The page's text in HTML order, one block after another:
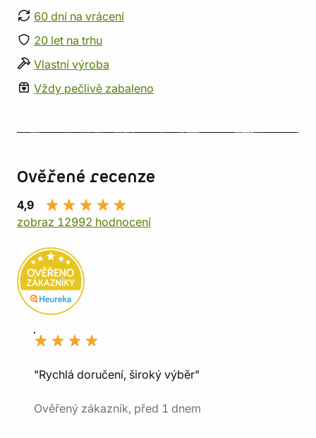
60 dní na vrácení
20 let na trhu
Vlastní výroba
Vždy pečlivě zabaleno
Ověřené recenze
4,9
zobraz 12992 hodnocení
"Rychlá doručení, široký výběr"
Ověřený zákazník, před 1 dnem